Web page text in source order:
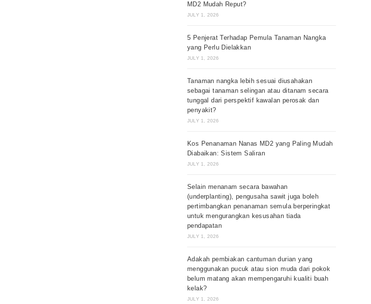
MD2 Mudah Reput?
JULY 1, 2026
5 Penjerat Terhadap Pemula Tanaman Nangka
yang Perlu Dielakkan
JULY 1, 2026
Tanaman nangka lebih sesuai diusahakan
sebagai tanaman selingan atau ditanam secara
tunggal dari perspektif kawalan perosak dan
penyakit?
JULY 1, 2026
Kos Penanaman Nanas MD2 yang Paling Mudah
Diabaikan: Sistem Saliran
JULY 1, 2026
Selain menanam secara bawahan
(underplanting), pengusaha sawit juga boleh
pertimbangkan penanaman semula berperingkat
untuk mengurangkan kesusahan tiada
pendapatan
JULY 1, 2026
Adakah pembiakan cantuman durian yang
menggunakan pucuk atau sion muda dari pokok
belum matang akan mempengaruhi kualiti buah
kelak?
JULY 1, 2026